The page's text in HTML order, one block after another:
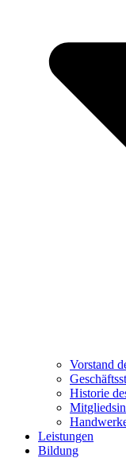
Vorstand
Historie
Leistungen
Bildung